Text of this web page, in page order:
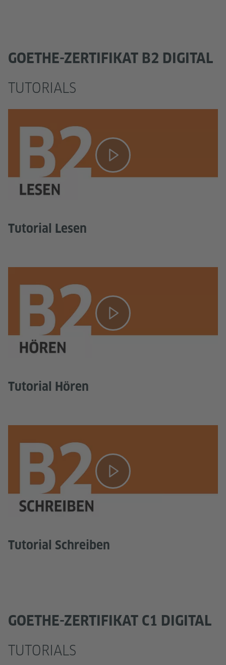
GOETHE-ZERTIFIKAT B2 DIGITAL
TUTORIALS
Tutorial Lesen
Tutorial Hören
Tutorial Schreiben
GOETHE-ZERTIFIKAT C1 DIGITAL
TUTORIALS